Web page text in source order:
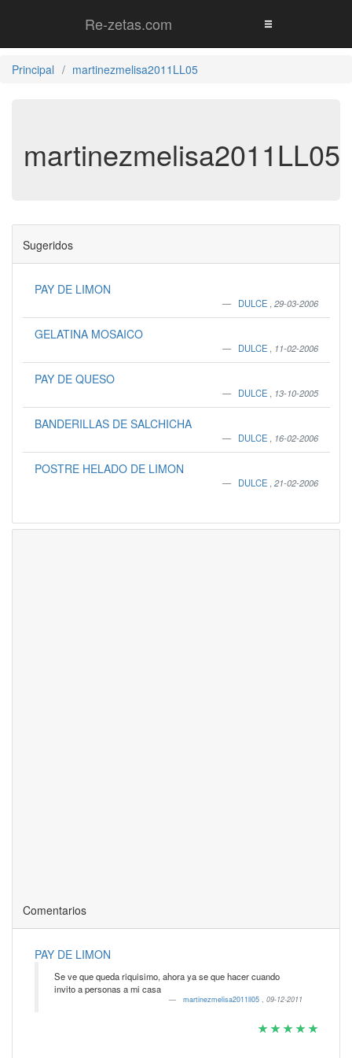
Re-zetas.com
Principal martinezmelisa2011LL05
martinezmelisa2011LL05
Sugeridos
PAY DE LIMON
DULCE 29-03-2006
GELATINA MOSAICO
DULCE 11-02-2006
PAY DE QUESO
DULCE 13-10-2005
BANDERILLAS DE SALCHICHA
DULCE 16-02-2006
POSTRE HELADO DE LIMON
DULCE 21-02-2006
Comentarios
PAY DE LIMON
Se ve que queda riquisimo, ahora ya se que hacer cuando
invito a personas a mi casa
martinezmelisa2011ll05 , 09-12-2011